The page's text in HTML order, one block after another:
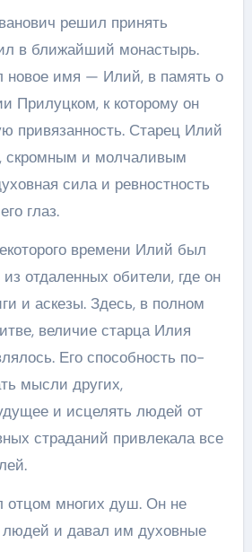
решил принять
в ближайший монастырь.
новое имя — Илий, в память о
Прилуцком, к которому он
привязанность. Старец Илий
скромным и молчаливым
сила и ревностность
глаз.
времени Илий был
отдаленных обители, где он
и аскезы. Здесь, в полном
величие старца Илия
Его способность по-
мысли других,
и исцелять людей от
страданий привлекала все
многих душ. Он не
людей и давал им духовные